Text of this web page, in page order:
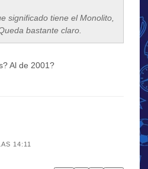
significado tiene el Monolito,
bastante claro.
Al de 2001?
14:11